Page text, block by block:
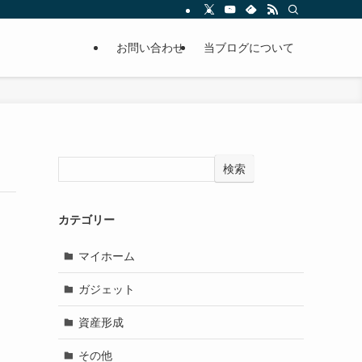
お問い合わせ 当ブログについて
検索
カテゴリー
マイホーム
ガジェット
資産形成
その他